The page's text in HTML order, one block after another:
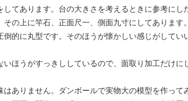
てあります。台の大きさを考えるときに参考にし
の上に竿石、正面尺一、側面九寸にしてあります。
的に丸型です。そのほうが懐かしい感じがしてい
ほうがすっきししているので、面取り加工だけに
ありません。ダンボールで実物大の模型を作って